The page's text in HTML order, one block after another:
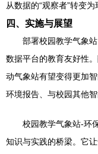
从数据的“观察者”转变为
四、实施与展望
部署校园教学气象
数据平台的教育友好性
动气象站有望变得更加
环境报告、与校园其他智
校园教学气象站-环
知识与实践的桥梁。它